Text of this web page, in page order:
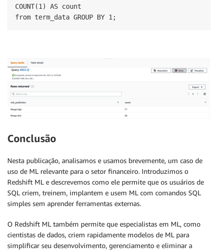
COUNT(1) AS count
from term_data GROUP BY 1;
Conclusão
Nesta publicação, analisamos e usamos brevemente, um caso de
uso de ML relevante para o setor financeiro. Introduzimos o
Redshift ML e descrevemos como ele permite que os usuários de
SQL criem, treinem, implantem e usem ML com comandos SQL
simples sem aprender ferramentas externas.
O Redshift ML também permite que especialistas em ML, como
cientistas de dados, criem rapidamente modelos de ML para
simplificar seu desenvolvimento, gerenciamento e eliminar a